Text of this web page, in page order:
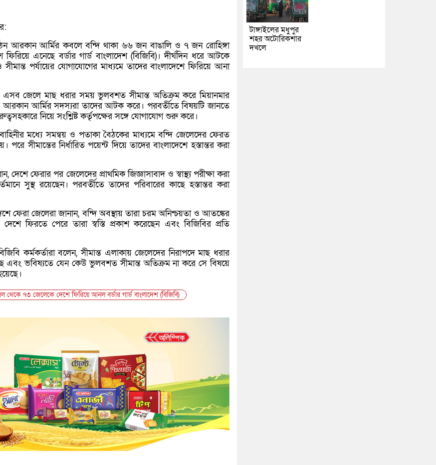
আরকান আর্মির কবলে বন্দি থাকা ৬৬ জন বাঙালি ও ৭ জন রোহিঙ্গা
এনেছে বর্ডার গার্ড বাংলাদেশ (বিজিবি)। দীর্ঘদিন ধরে আটকে
পর্যায়ের যোগাযোগের মাধ্যমে তাদের বাংলাদেশে ফিরিয়ে আনা
এসব জেলে মাছ ধরার সময় ভুলবশত সীমান্ত অতিক্রম করে মিয়ানমার
আর্মির সদস্যরা তাদের আটক করে। পরবর্তীতে বিষয়টি জানতে
নিয়ে সংশ্লিষ্ট কর্তৃপক্ষের সঙ্গে যোগাযোগ শুরু করে।
মধ্যে সমন্বয় ও পতাকা বৈঠকের মাধ্যমে বন্দি জেলেদের ফেরত
পরে সীমান্তের নির্ধারিত পয়েন্ট দিয়ে তাদের বাংলাদেশে হস্তান্তর করা
দেশে ফেরার পর জেলেদের প্রাথমিক জিজ্ঞাসাবাদ ও স্বাস্থ্য পরীক্ষা করা
সুস্থ রয়েছেন। পরবর্তীতে তাদের পরিবারের কাছে হস্তান্তর করা
ফেরা জেলেরা জানান, বন্দি অবস্থায় তারা চরম অনিশ্চয়তা ও আতঙ্কের
দেশে ফিরতে পেরে তারা স্বস্তি প্রকাশ করেছেন এবং বিজিবির প্রতি
কর্মকর্তারা বলেন, সীমান্ত এলাকায় জেলেদের নিরাপদে মাছ ধরার
এবং ভবিষ্যতে যেন কেউ ভুলবশত সীমান্ত অতিক্রম না করে সে বিষয়ে
৭৩ জেলেকে দেশে ফিরিয়ে আনল বর্ডার গার্ড বাংলাদেশ (বিজিবি)
টাঙ্গাইলের মধুপুর
শহর অটোরিকশার
দখলে